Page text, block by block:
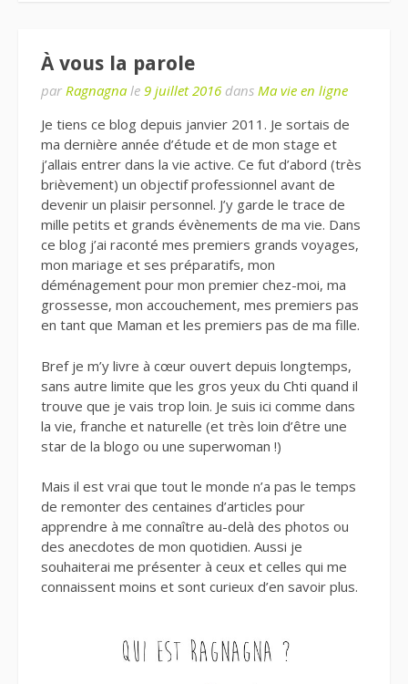
À vous la parole
par Ragnagna le 9 juillet 2016 dans Ma vie en ligne
Je tiens ce blog depuis janvier 2011. Je sortais de
ma dernière année d’étude et de mon stage et
j’allais entrer dans la vie active. Ce fut d’abord (très
brièvement) un objectif professionnel avant de
devenir un plaisir personnel. J’y garde le trace de
mille petits et grands évènements de ma vie. Dans
ce blog j’ai raconté mes premiers grands voyages,
mon mariage et ses préparatifs, mon
déménagement pour mon premier chez-moi, ma
grossesse, mon accouchement, mes premiers pas
en tant que Maman et les premiers pas de ma fille.
Bref je m’y livre à cœur ouvert depuis longtemps,
sans autre limite que les gros yeux du Chti quand il
trouve que je vais trop loin. Je suis ici comme dans
la vie, franche et naturelle (et très loin d’être une
star de la blogo ou une superwoman !)
Mais il est vrai que tout le monde n’a pas le temps
de remonter des centaines d’articles pour
apprendre à me connaître au-delà des photos ou
des anecdotes de mon quotidien. Aussi je
souhaiterai me présenter à ceux et celles qui me
connaissent moins et sont curieux d’en savoir plus.